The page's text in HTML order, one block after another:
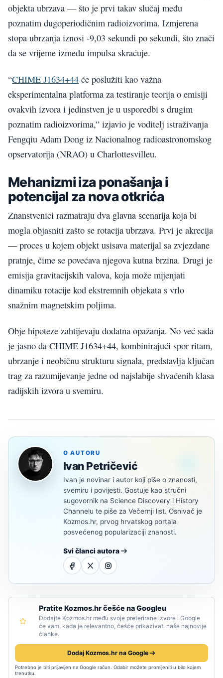
objekta ubrzava — što je prvi takav slučaj među
poznatim dugoperiodičnim radioizvorima. Izmjerena
stopa ubrzanja iznosi -9,03 sekundi po sekundi, što znači
da se vrijeme između impulsa skraćuje.
“CHIME J1634+44 će poslužiti kao važna
eksperimentalna platforma za testiranje teorija o emisiji
ovakvih izvora i jedinstven je u usporedbi s drugim
poznatim radioizvorima,” izjavio je voditelj istraživanja
Fengqiu Adam Dong iz Nacionalnog radioastronomskog
opservatorija (NRAO) u Charlottesvilleu.
Mehanizmi iza ponašanja i
potencijal za nova otkrića
Znanstvenici razmatraju dva glavna scenarija koja bi
mogla objasniti zašto se rotacija ubrzava. Prvi je akrecija
— proces u kojem objekt usisava materijal sa zvjezdane
pratnje, čime se povećava njegova kutna brzina. Drugi je
emisija gravitacijskih valova, koja može mijenjati
dinamiku rotacije kod ekstremnih objekata s vrlo
snažnim magnetskim poljima.
Obje hipoteze zahtijevaju dodatna opažanja. No već sada
je jasno da CHIME J1634+44, kombinirajući spor ritam,
ubrzanje i neobičnu strukturu signala, predstavlja ključan
trag za razumijevanje jedne od najslabije shvaćenih klasa
radijskih izvora u svemiru.
O AUTORU
Ivan Petričević
Ivan je novinar i autor koji piše o znanosti,
svemiru i povijesti. Gostuje kao stručni
sugovornik na Science Discovery i History
Channelu te piše za Večernji list. Osnivač je
Kozmos.hr, prvog hrvatskog portala
posvećenog popularizaciji znanosti.
Svi članci autora
Pratite Kozmos.hr češće na Googleu
Dodajte Kozmos.hr među svoje preferirane izvore i Google
će vam, kada je relevantno, češće prikazivati naše najnovije
članke.
Dodaj Kozmos.hr na Google
Potrebno je biti prijavljen na Google račun. Odabir možete promijeniti u bilo kojem
trenutku.